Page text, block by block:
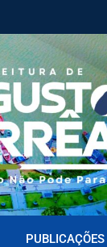
PUBLICAÇÕES